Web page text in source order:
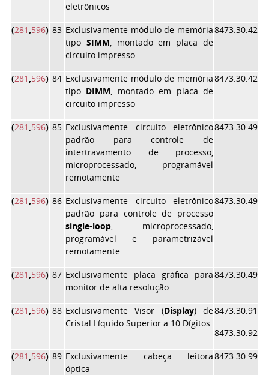
eletrônicos
(281 ,596) 83 Exclusivamente módulo de memória
tipo SIMM, montado em placa de
circuito impresso
8473.30.42
(281 ,596) 84 Exclusivamente módulo de memória
tipo DIMM, montado em placa de
circuito impresso
8473.30.42
(281 ,596) 85 Exclusivamente circuito eletrônico
padrão para controle de
intertravamento de processo,
microprocessado, programável
remotamente
8473.30.49
(281 ,596) 86 Exclusivamente circuito eletrônico
padrão para controle de processo
single-loop, microprocessado,
programável e parametrizável
remotamente
8473.30.49
(281 ,596) 87 Exclusivamente placa gráfica para
monitor de alta resolução
8473.30.49
(281 ,596) 88 Exclusivamente Visor (Display) de
Cristal Líquido Superior a 10 Dígitos
8473.30.91
8473.30.92
(281 ,596) 89 Exclusivamente cabeça leitora
óptica
8473.30.99